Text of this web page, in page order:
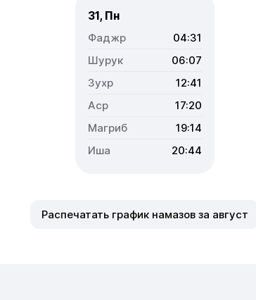
31, Пн
04:31
06:07
12:41
17:20
19:14
20:44
Распечатать график намазов за август